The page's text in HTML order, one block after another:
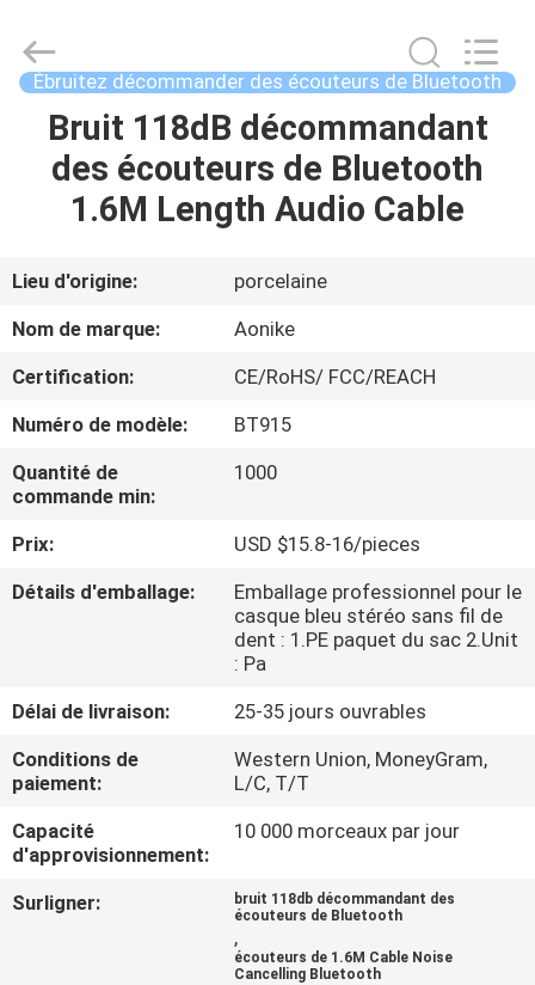
MAISON
PRODUITS
AU
SUJET
DE
VISITE
CONTRÔLE
CONTACTEZ-
NOUS
DEMANDEZ
UNE
Electronics
Co,ltd.
Rights
Reserved.
Ébruitez décommander des écouteurs de Bluetooth
Bruit 118dB décommandant
des écouteurs de Bluetooth
1.6M Length Audio Cable
Lieu d'origine:
porcelaine
Nom de marque:
Aonike
Certification:
CE/RoHS/ FCC/REACH
Numéro de modèle:
BT915
Quantité de
commande min:
1000
Prix:
USD $15.8-16/pieces
Détails d'emballage:
Emballage professionnel pour le
casque bleu stéréo sans fil de
dent : 1.PE paquet du sac 2.Unit
: Pa
Délai de livraison:
25-35 jours ouvrables
Conditions de
paiement:
Western Union, MoneyGram,
L/C, T/T
Capacité
d'approvisionnement:
10 000 morceaux par jour
Surligner:
bruit 118db décommandant des
écouteurs de Bluetooth
,
écouteurs de 1.6M Cable Noise
Cancelling Bluetooth